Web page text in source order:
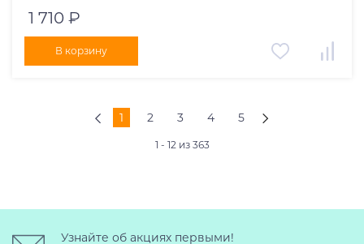
1 710 ₽
В корзину
1 2 3 4 5
1 - 12 из 363
Узнайте об акциях первыми!